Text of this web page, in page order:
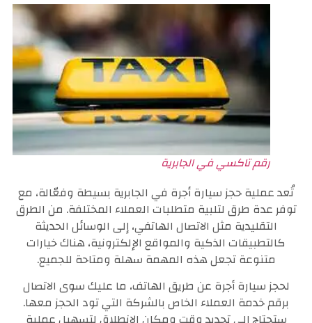
رقم تاكسي في الجابرية
تُعد عملية حجز سيارة أجرة في الجابرية بسيطة وفعّالة، مع
توفر عدة طرق لتلبية متطلبات العملاء المختلفة. من الطرق
التقليدية مثل الاتصال الهاتفي، إلى الوسائل الحديثة
كالتطبيقات الذكية والمواقع الإلكترونية، هناك خيارات
متنوعة تجعل هذه المهمة سهلة ومتاحة للجميع.
لحجز سيارة أجرة عن طريق الهاتف، ما عليك سوى الاتصال
برقم خدمة العملاء الخاص بالشركة التي تود الحجز معها.